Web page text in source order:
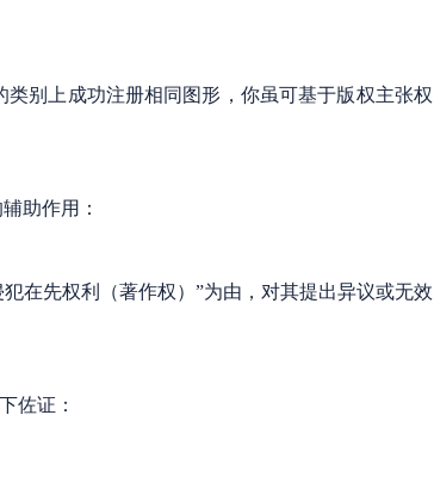
别上成功注册相同图形，你虽可基于版权主张权
助作用：
在先权利（著作权）”为由，对其提出异议或无效
佐证：